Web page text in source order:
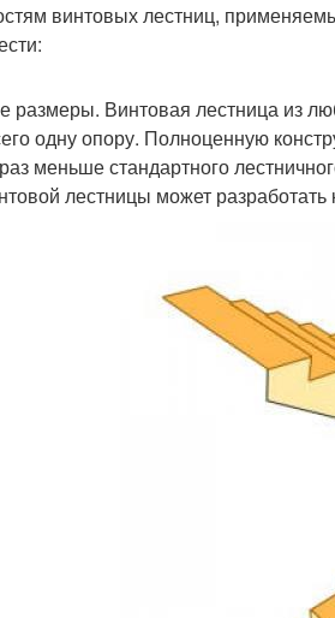
винтовых лестниц,
размеры. Винтовая лестница из
одну опору. Полноценную
меньше стандартного
лестницы может